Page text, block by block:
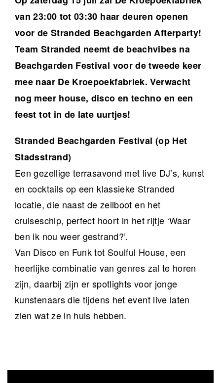
van 23:00 tot 03:30 haar deuren openen
voor de Stranded Beachgarden Afterparty!
Team Stranded neemt de beachvibes na
Beachgarden Festival voor de tweede keer
mee naar De Kroepoekfabriek. Verwacht
nog meer house, disco en techno en een
feest tot in de late uurtjes!
Stranded Beachgarden Festival (op Het
Stadsstrand)
Een gezellige terrasavond met live DJ’s, kunst
en cocktails op een klassieke Stranded
locatie, die naast de zeilboot en het
cruiseschip, perfect hoort in het rijtje ‘Waar
ben ik nou weer gestrand?’.
Van Disco en Funk tot Soulful House, een
heerlijke combinatie van genres zal te horen
zijn, daarbij zijn er spotlights voor jonge
kunstenaars die tijdens het event live laten
zien wat ze in huis hebben.